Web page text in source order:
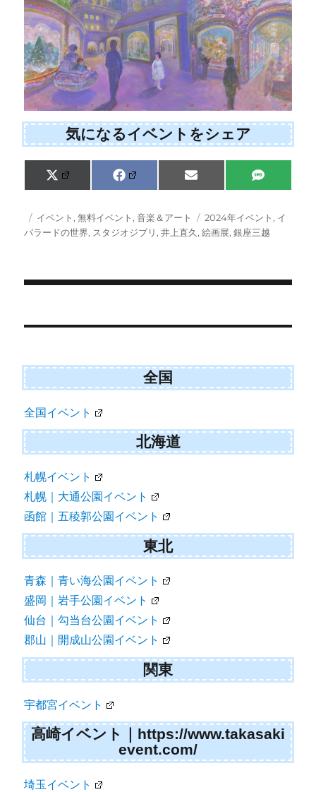
気になるイベントをシェア
Share
on
X
(
w
t
)
Share
on
F
a
b
o
Share
on
E
m
i
l
Share
on
S
M
投
稿
カ
テ
イベント ,無料イベント ,音楽＆アート
タ
グ
2024年イベント , イ
バラードの世界, スタジオジブリ ,井上直久 ,絵画展,銀座三越
稿
ビ
ゲ
ー
シ
ョ
ン
全国
全国イベント
北海道
札幌イベント
札幌｜大通公園イベント
函館｜五稜郭公園イベント
東北
青森｜青い海公園イベント
盛岡｜岩手公園イベント
仙台｜勾当台公園イベント
郡山｜開成山公園イベント
関東
宇都宮イベント
高崎イベント｜https://www.takasaki
event.com/
埼玉イベント